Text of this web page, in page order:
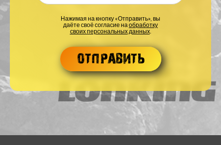
Нажимая на кнопку «Отправить», вы
даёте своё согласие на обработку
своих персональных данных.